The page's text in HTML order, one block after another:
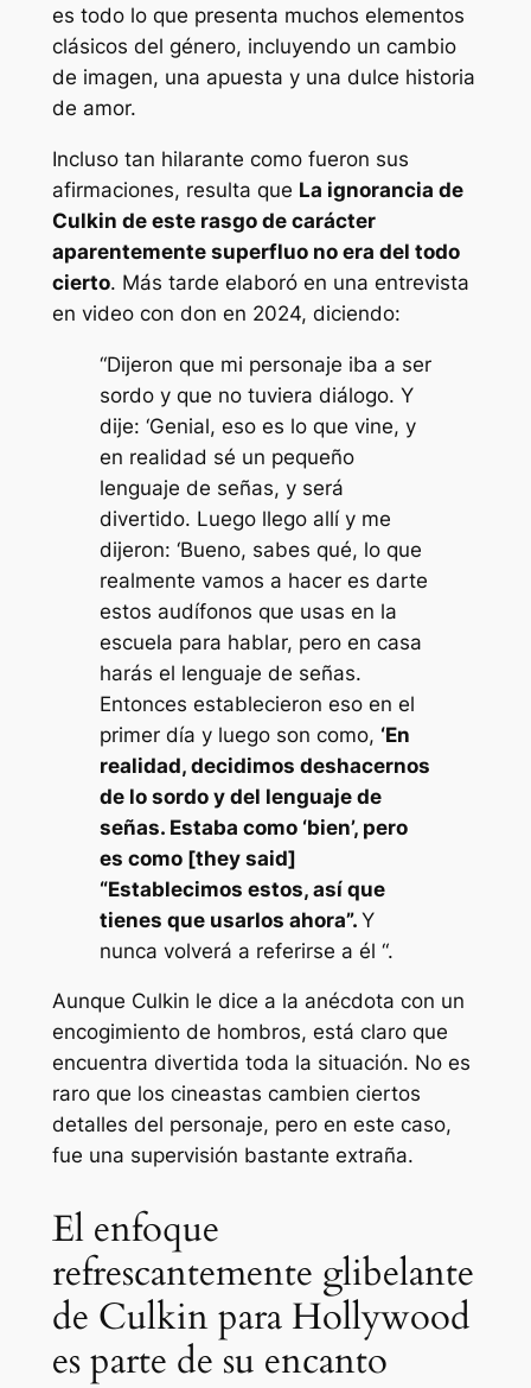
es todo lo que presenta muchos elementos
clásicos del género, incluyendo un cambio
de imagen, una apuesta y una dulce historia
de amor.
Incluso tan hilarante como fueron sus
afirmaciones, resulta que La ignorancia de
Culkin de este rasgo de carácter
aparentemente superfluo no era del todo
cierto. Más tarde elaboró ​​en una entrevista
en video con don en 2024, diciendo:
“Dijeron que mi personaje iba a ser
sordo y que no tuviera diálogo. Y
dije: ‘Genial, eso es lo que vine, y
en realidad sé un pequeño
lenguaje de señas, y será
divertido. Luego llego allí y me
dijeron: ‘Bueno, sabes qué, lo que
realmente vamos a hacer es darte
estos audífonos que usas en la
escuela para hablar, pero en casa
harás el lenguaje de señas.
Entonces establecieron eso en el
primer día y luego son como, ‘En
realidad, decidimos deshacernos
de lo sordo y del lenguaje de
señas. Estaba como ‘bien’, pero
es como [they said]
“Establecimos estos, así que
tienes que usarlos ahora”. Y
nunca volverá a referirse a él “.
Aunque Culkin le dice a la anécdota con un
encogimiento de hombros, está claro que
encuentra divertida toda la situación. No es
raro que los cineastas cambien ciertos
detalles del personaje, pero en este caso,
fue una supervisión bastante extraña.
El enfoque
refrescantemente glibelante
de Culkin para Hollywood
es parte de su encanto